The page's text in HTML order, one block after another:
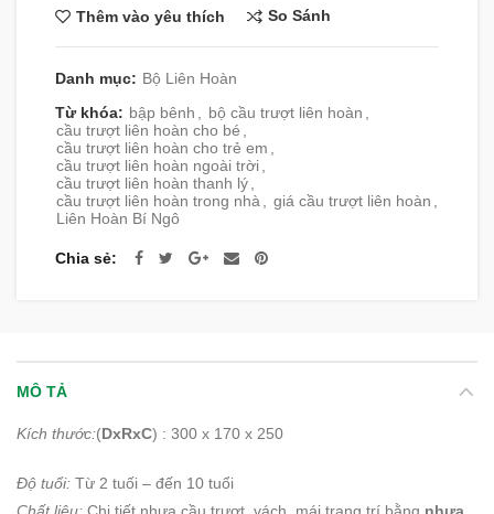
Thêm vào yêu thích So Sánh
Danh mục: Bộ Liên Hoàn
Từ khóa: bập bênh , bộ cầu trượt liên hoàn ,
cầu trượt liên hoàn cho bé ,
cầu trượt liên hoàn cho trẻ em ,
cầu trượt liên hoàn ngoài trời,
cầu trượt liên hoàn thanh lý,
cầu trượt liên hoàn trong nhà, giá cầu trượt liên hoàn ,
Liên Hoàn Bí Ngô
Chia sẻ
MÔ TẢ
Kích thước:(DxRxC) : 300 x 170 x 250
Độ tuổi: Từ 2 tuối – đến 10 tuổi